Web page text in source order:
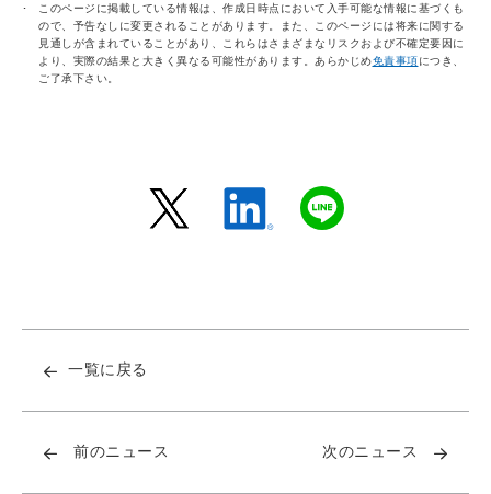
このページに掲載している情報は、作成日時点において入手可能な情報に基づくも
ので、予告なしに変更されることがあります。また、このページには将来に関する
見通しが含まれていることがあり、これらはさまざまなリスクおよび不確定要因に
より、実際の結果と大きく異なる可能性があります。あらかじめ免責事項につき、
ご了承下さい。
一覧に戻る
前のニュース 次のニュース